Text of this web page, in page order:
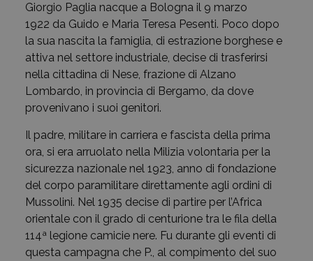
Giorgio Paglia nacque a Bologna il 9 marzo
1922 da Guido e Maria Teresa Pesenti. Poco dopo
la sua nascita la famiglia, di estrazione borghese e
attiva nel settore industriale, decise di trasferirsi
nella cittadina di Nese, frazione di Alzano
Lombardo, in provincia di Bergamo, da dove
provenivano i suoi genitori.
Il padre, militare in carriera e fascista della prima
ora, si era arruolato nella Milizia volontaria per la
sicurezza nazionale nel 1923, anno di fondazione
del corpo paramilitare direttamente agli ordini di
Mussolini. Nel 1935 decise di partire per l’Africa
orientale con il grado di centurione tra le fila della
114ª legione camicie nere. Fu durante gli eventi di
questa campagna che P., al compimento del suo